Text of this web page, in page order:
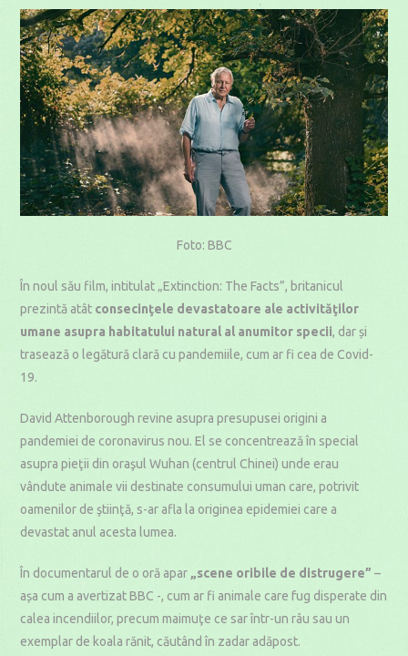
Foto: BBC
În noul său film, intitulat „Extinction: The Facts”, britanicul
prezintă atât consecinţele devastatoare ale activităţilor
umane asupra habitatului natural al anumitor specii, dar și
trasează o legătură clară cu pandemiile, cum ar fi cea de Covid-
19.
David Attenborough revine asupra presupusei origini a
pandemiei de coronavirus nou. El se concentrează în special
asupra pieţii din oraşul Wuhan (centrul Chinei) unde erau
vândute animale vii destinate consumului uman care, potrivit
oamenilor de ştiinţă, s-ar afla la originea epidemiei care a
devastat anul acesta lumea.
În documentarul de o oră apar „scene oribile de distrugere” –
așa cum a avertizat BBC -, cum ar fi animale care fug disperate din
calea incendiilor, precum maimuţe ce sar într-un râu sau un
exemplar de koala rănit, căutând în zadar adăpost.